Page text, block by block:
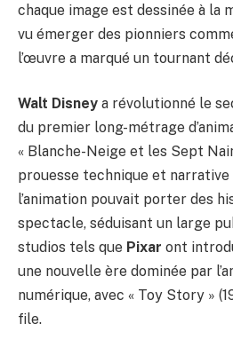
chaque image est dessinée à la
vu émerger des pionniers
l’œuvre a marqué un tournant
Walt Disney a révolutionné le
du premier long-métrage
« Blanche-Neige et les Sept
prouesse technique et narrative
l’animation pouvait porter des
spectacle, séduisant un large
studios tels que Pixar ont
une nouvelle ère dominée par
numérique, avec « Toy Story »
file.